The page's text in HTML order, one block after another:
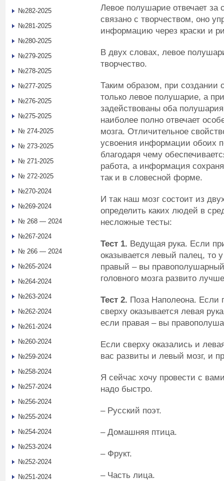
Левое полушарие отвечает за
связано с творчеством, оно
информацию через краски и
В двух словах, левое
творчество.
Таким образом, при создании
только левое полушарие, а
задействованы оба
наиболее полно отвечает
мозга. Отличительное
усвоения информации обоих
благодаря чему
работа, а информация
так и в словесной форме.
И так наш мозг состоит из
определить каких людей в
несложные тесты:
Тест 1. Ведущая рука. Если
оказывается левый палец, то
правый – вы
головного мозга развито
Тест 2. Поза Наполеона. Если
сверху оказывается левая
если правая – вы
Если сверху оказались и
вас развиты и левый мозг, и
Я сейчас хочу провести с
надо быстро.
– Русский поэт.
– Домашняя птица.
– Фрукт.
– Часть лица.
№282-2025
№281-2025
№280-2025
№279-2025
№278-2025
№277-2025
№276-2025
№275-2025
№ 274-2025
№ 273-2025
№ 271-2025
№ 272-2025
№270-2024
№269-2024
№ 268 — 2024
№267-2024
№ 266 — 2024
№265-2024
№264-2024
№263-2024
№262-2024
№261-2024
№260-2024
№259-2024
№258-2024
№257-2024
№256-2024
№255-2024
№254-2024
№253-2024
№252-2024
№251-2024